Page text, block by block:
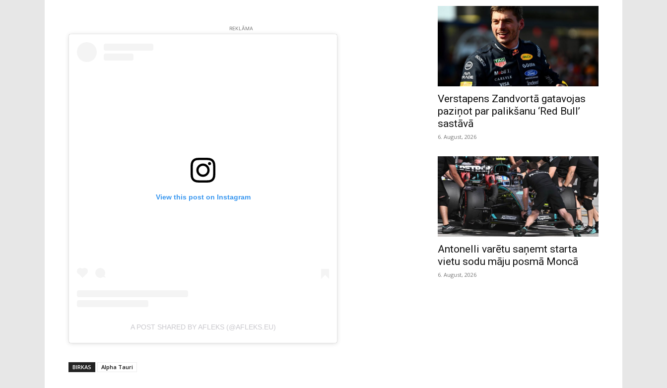
REKLĀMA
View this post on Instagram
A POST SHARED BY AFLEKS (@AFLEKS.EU)
BIRKAS Alpha Tauri
Verstapens Zandvortā gatavojas
paziņot par palikšanu ‘Red Bull’
sastāvā
6. August, 2026
Antonelli varētu saņemt starta
vietu sodu māju posmā Moncā
6. August, 2026